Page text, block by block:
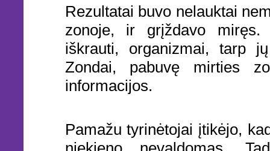
Rezultatai buvo nelauktai
zonoje, ir grįždavo miręs.
iškrauti, organizmai, tarp
Zondai, pabuvę mirties
informacijos.
Pamažu tyrinėtojai įtikėjo,